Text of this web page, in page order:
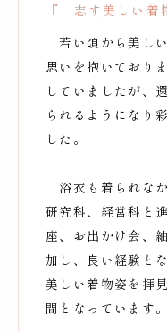
『 志す美しい
若い頃から美し
思いを抱いており
していましたが、
られるようになり
した。
浴衣も着られな
研究科、経営科と
座、お出かけ会、
加し、良い経験と
美しい着物姿を拝
間となっています。